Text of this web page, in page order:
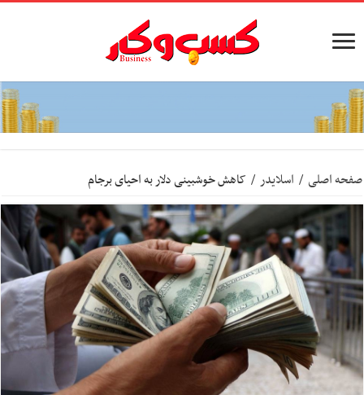
صفحه اصلی / اسلایدر / کاهش خوشبینی دلار به احیای برجام